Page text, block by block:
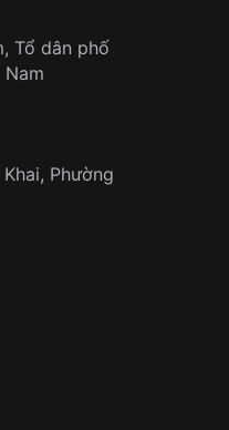
thanh toán trực tiếp
hàng
trong suốt quá
Tổ dân phố
Phường